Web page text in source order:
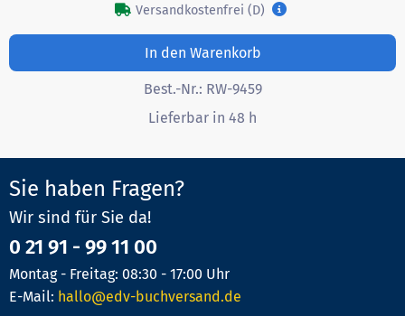
Versandkostenfrei (D)
In den Warenkorb
Best.-Nr.: RW-9459
Lieferbar in 48 h
Sie haben Fragen?
Wir sind für Sie da!
0 21 91 - 99 11 00
Montag - Freitag: 08:30 - 17:00 Uhr
E-Mail: hallo@edv-buchversand.de